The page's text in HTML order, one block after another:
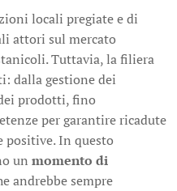
locali pregiate e di
attori sul mercato
Tuttavia, la filiera
dalla gestione dei
prodotti, fino
per garantire ricadute
positive. In questo
un momento di
andrebbe sempre